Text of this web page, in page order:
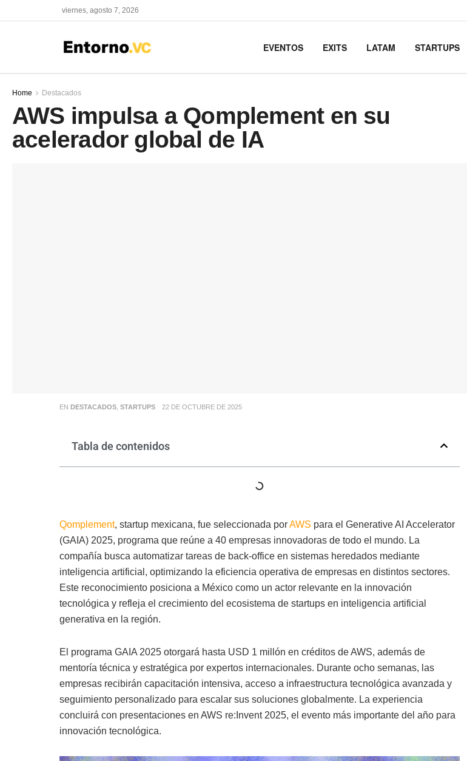
viernes, agosto 7, 2026
EVENTOS EXITS LATAM STARTUPS
Home Destacados
AWS impulsa a Qomplement en su
acelerador global de IA
EN DESTACADOS, STARTUPS 22 DE OCTUBRE DE 2025
Tabla de contenidos
Qomplement, startup mexicana, fue seleccionada porAWS para el Generative AI Accelerator
(GAIA) 2025, programa que reúne a 40 empresas innovadoras de todo el mundo. La
compañía busca automatizar tareas de back-office en sistemas heredados mediante
inteligencia artificial, optimizando la eficiencia operativa de empresas en distintos sectores.
Este reconocimiento posiciona a México como un actor relevante en la innovación
tecnológica y refleja el crecimiento del ecosistema de startups en inteligencia artificial
generativa en la región.
El programa GAIA 2025 otorgará hasta USD 1 millón en créditos de AWS, además de
mentoría técnica y estratégica por expertos internacionales. Durante ocho semanas, las
empresas recibirán capacitación intensiva, acceso a infraestructura tecnológica avanzada y
seguimiento personalizado para escalar sus soluciones globalmente. La experiencia
concluirá con presentaciones en AWS re:Invent 2025, el evento más importante del año para
innovación tecnológica.